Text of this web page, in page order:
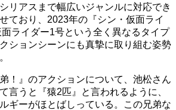
リアスまで幅広いジャンルに対応でき
ており、2023年の『シン・仮面ライ
ライダー1号という全く異なるタイプ
ションシーンにも真摯に取り組む姿勢
！』のアクションについて、池松さん
言うと『猿2匹』と言われるように、
ギーがほとばしっている。この兄弟な